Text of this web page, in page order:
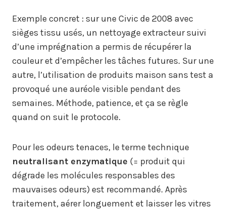
Exemple concret : sur une Civic de 2008 avec
sièges tissu usés, un nettoyage extracteur suivi
d’une imprégnation a permis de récupérer la
couleur et d’empêcher les tâches futures. Sur une
autre, l’utilisation de produits maison sans test a
provoqué une auréole visible pendant des
semaines. Méthode, patience, et ça se règle
quand on suit le protocole.
Pour les odeurs tenaces, le terme technique
neutralisant enzymatique (= produit qui
dégrade les molécules responsables des
mauvaises odeurs) est recommandé. Après
traitement, aérer longuement et laisser les vitres